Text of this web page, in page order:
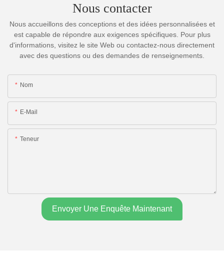
Nous contacter
Nous accueillons des conceptions et des idées personnalisées et
est capable de répondre aux exigences spécifiques. Pour plus
d'informations, visitez le site Web ou contactez-nous directement
avec des questions ou des demandes de renseignements.
Nom
E-Mail
Teneur
Envoyer Une Enquête Maintenant